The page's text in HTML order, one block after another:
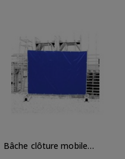
Bâche clôture mobile